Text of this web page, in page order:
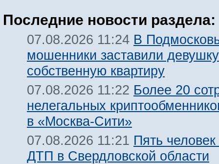
Последние новости раздела:
07.08.2026 11:24 В
мошенники заставили
собственную квартиру
07.08.2026 11:22 Более 20
нелегальных
в «Москва-Сити»
07.08.2026 11:21 Пять
ДТП в Свердловской области